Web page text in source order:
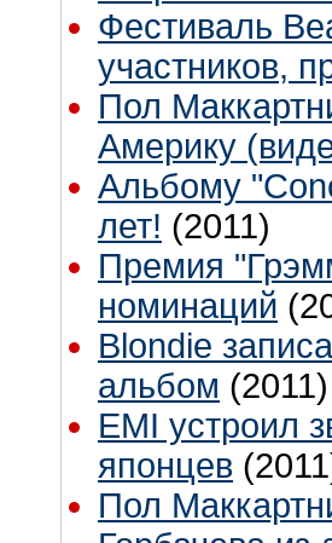
Фестиваль
участников,
Пол
Америку
Альбому
лет! (2011)
Премия
номинаций
Blondie
альбом (2011)
EMI устроил
японцев
Пол